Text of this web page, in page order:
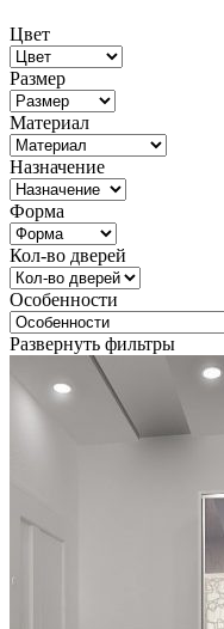
Цвет
Размер
Материал
Назначение
Форма
Кол-во дверей
Особенности
Развернуть фильтры